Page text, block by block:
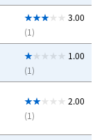
3.00
(1)
1.00
(1)
2.00
(1)